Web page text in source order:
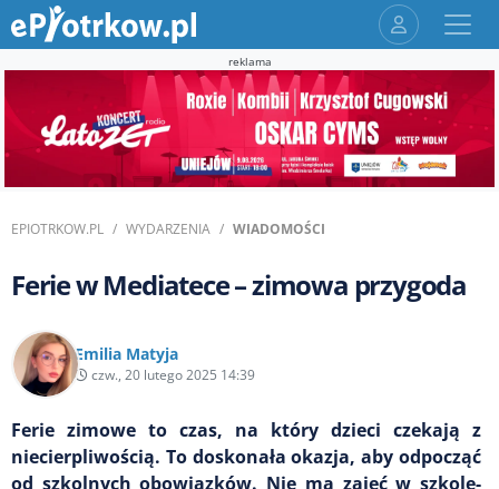
reklama
EPIOTRKOW.PL WYDARZENIA WIADOMOŚCI
Ferie w Mediatece – zimowa przygoda
Emilia Matyja
czw., 20 lutego 2025 14:39
Ferie zimowe to czas, na który dzieci czekają z
niecierpliwością. To doskonała okazja, aby odpocząć
od szkolnych obowiązków. Nie ma zajęć w szkole-